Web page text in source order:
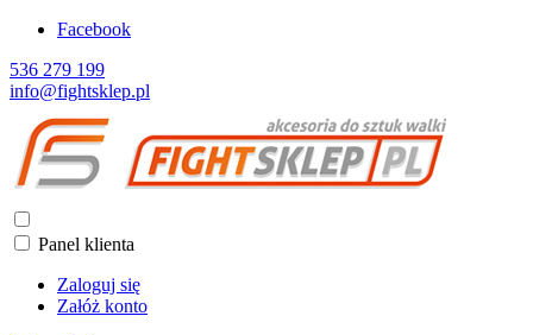
Facebook
536 279 199
info@fightsklep.pl
Panel klienta
Zaloguj się
Załóż konto